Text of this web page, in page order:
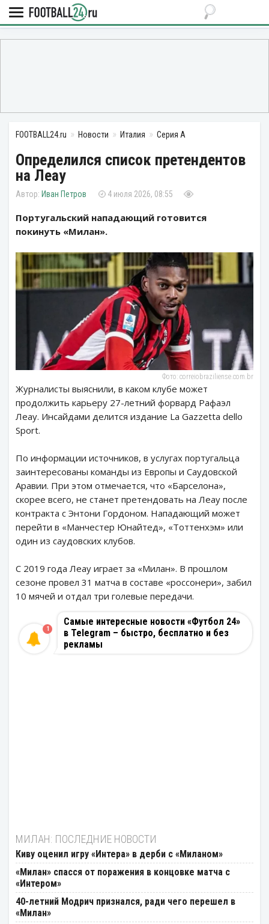
FOOTBALL24.ru Новости Италия Серия А
Определился список претендентов
на Леау
Иван Петров 4 июля 2026, 08:55
Португальский нападающий готовится
покинуть «Милан».
Фото: correiobraziliense.com.br
Журналисты выяснили, в каком клубе может
продолжить карьеру 27-летний форвард Рафаэл
Леау. Инсайдами делится издание La Gazzetta dello
Sport.
По информации источников, в услугах португальца
заинтересованы команды из Европы и Саудовской
Аравии. При этом отмечается, что «Барселона»,
скорее всего, не станет претендовать на Леау после
контракта с Энтони Гордоном. Нападающий может
перейти в «Манчестер Юнайтед», «Тоттенхэм» или
один из саудовских клубов.
С 2019 года Леау играет за «Милан». В прошлом
сезоне провел 31 матча в составе «россонери», забил
10 мячей и отдал три голевые передачи.
Самые интересные новости «Футбол 24»
в Telegram – быстро, бесплатно и без
рекламы
1
МИЛАН: ПОСЛЕДНИЕ НОВОСТИ
Киву оценил игру «Интера» в дерби с «Миланом»
«Милан» спасся от поражения в концовке матча с
«Интером»
40-летний Модрич признался, ради чего перешел в
«Милан»